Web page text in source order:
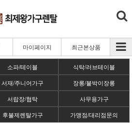
마이페이지 최근본상품
소파/테이블
식탁/러브테이블
서재/주니어가구
장롱/붙박이장롱
서랍장/협탁
사무용가구
후불제렌탈가구
가맹점/대리점문의